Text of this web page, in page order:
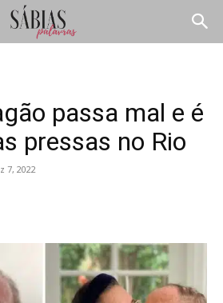
passa mal e é
pressas no Rio
7, 2022